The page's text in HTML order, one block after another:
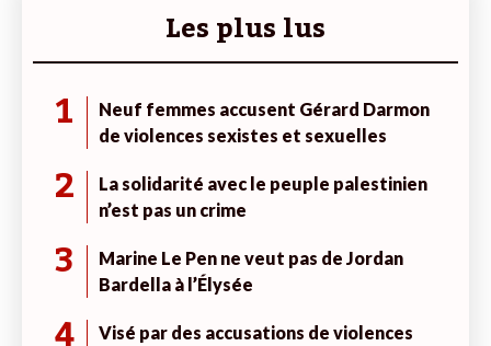
Les plus lus
1
Neuf femmes accusent Gérard Darmon
de violences sexistes et sexuelles
2
La solidarité avec le peuple palestinien
n’est pas un crime
3
Marine Le Pen ne veut pas de Jordan
Bardella à l’Élysée
Visé par des accusations de violences